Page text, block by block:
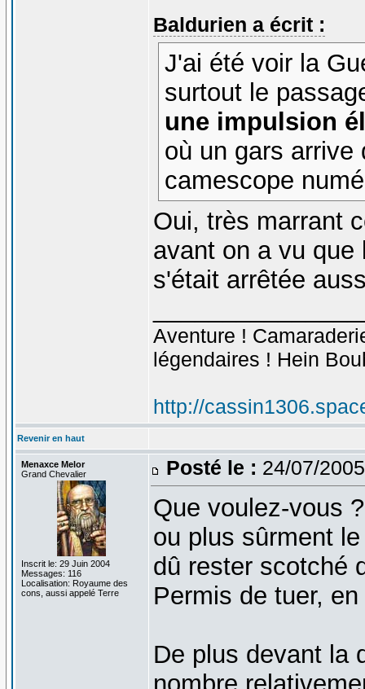
Baldurien a écrit :
J'ai été voir la
surtout le
une impulsion
où un gars arrive
camescope
Oui, très marrant
avant on a vu
s'était arrêtée
Aventure !
légendaires ! Hein
http://
Revenir en haut
Menaxce Melor
Grand Chevalier
Inscrit le: 29 Juin 2004
Messages: 116
Localisation: Royaume des
cons, aussi appelé Terre
Posté le : 24/07/
Que voulez-vous
ou plus sûrment
dû rester scotché
Permis de tuer,
De plus devant la